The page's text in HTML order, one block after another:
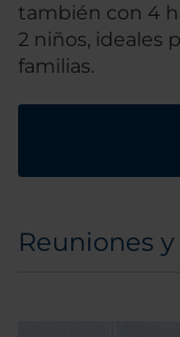
también con 4
2 niños, ideales
familias.
Reuniones